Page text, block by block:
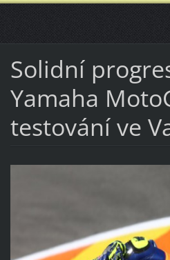
Solidní
Yamaha
testování ve